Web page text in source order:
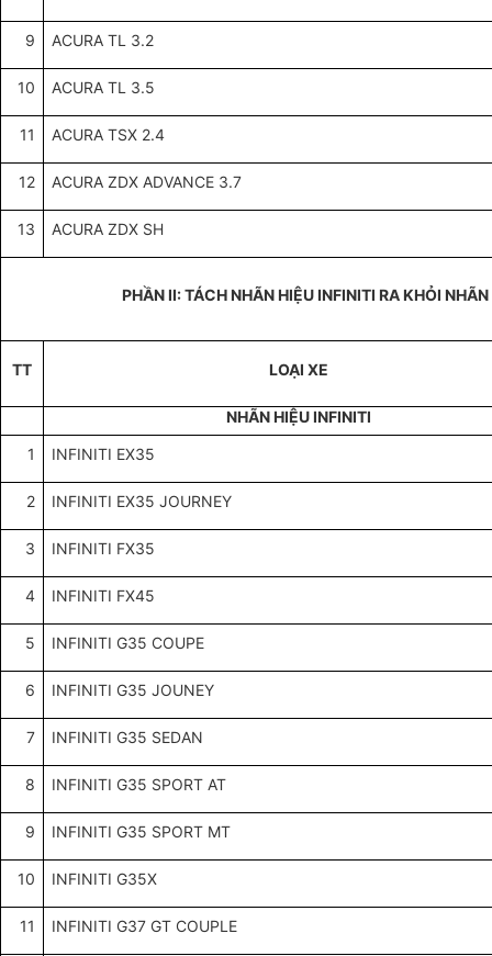
9 ACURA TL 3.2
10 ACURA TL 3.5
11 ACURA TSX 2.4
12 ACURA ZDX ADVANCE 3.7
13 ACURA ZDX SH
PHẦN II: TÁCH NHÃN HIỆU INFINITI RA KHỎI
TT LOẠI XE
NHÃN HIỆU INFINITI
1
INFINITI EX35
2 INFINITI EX35 JOURNEY
3 INFINITI FX35
4 INFINITI FX45
5 INFINITI G35 COUPE
6 INFINITI G35 JOUNEY
7 INFINITI G35 SEDAN
8 INFINITI G35 SPORT AT
9 INFINITI G35 SPORT MT
10 INFINITI G35X
11 INFINITI G37 GT COUPLE